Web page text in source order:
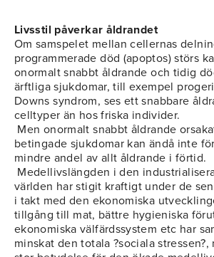
Livsstil påverkar åldrandet
Om samspelet mellan cellernas
programmerade död (apoptos) störs
onormalt snabbt åldrande och tidig
ärftliga sjukdomar, till exempel
Downs syndrom, ses ett snabbare
celltyper än hos friska individer.
Men onormalt snabbt åldrande
betingade sjukdomar kan ändå inte
mindre andel av allt åldrande i förtid.
Medellivslängden i den
världen har stigit kraftigt under de
i takt med den ekonomiska
tillgång till mat, bättre hygieniska
ekonomiska välfärdssystem etc har
minskat den totala ?sociala